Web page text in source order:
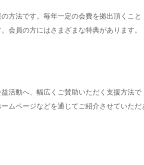
方法です。毎年一定の会費を拠出頂くこと
会員の方にはさまざまな特典があります。
活動へ、幅広くご賛助いただく支援方法で
ムページなどを通じてご紹介させていただ